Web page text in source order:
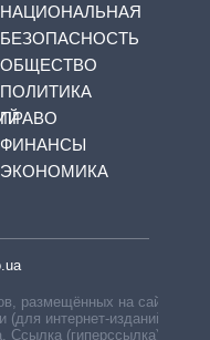
НАЦИОНАЛЬНАЯ
БЕЗОПАСНОСТЬ
ОБЩЕСТВО
ПОЛИТИКА
ПРАВО
ФИНАНСЫ
ЭКОНОМИКА
размещённых на сайте,
(для интернет-изданий —
Ссылка (гиперссылка)